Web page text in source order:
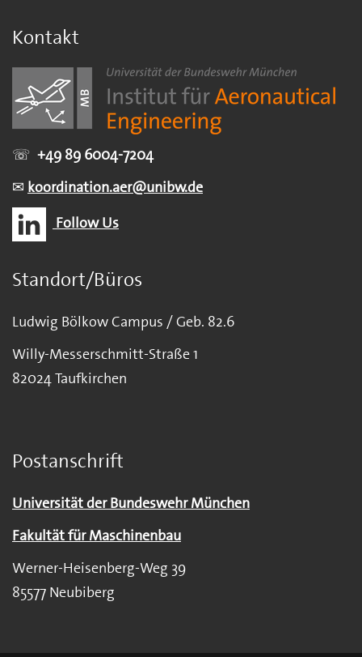
Kontakt
☏ +49 89 6004-7204
✉ koordination.aer@unibw.de
Follow Us
Standort/Büros
Ludwig Bölkow Campus / Geb. 82.6
Willy-Messerschmitt-Straße 1
82024 Taufkirchen
Postanschrift
Universität der Bundeswehr München
Fakultät für Maschinenbau
Werner-Heisenberg-Weg 39
85577 Neubiberg